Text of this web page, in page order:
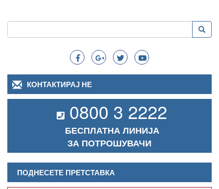
Search
Пребарување
КОНТАКТИРАЈ НЕ
0800 3 2222
БЕСПЛАТНА ЛИНИЈА
ЗА ПОТРОШУВАЧИ
ПОДНЕСЕТЕ ПРЕТСТАВКА